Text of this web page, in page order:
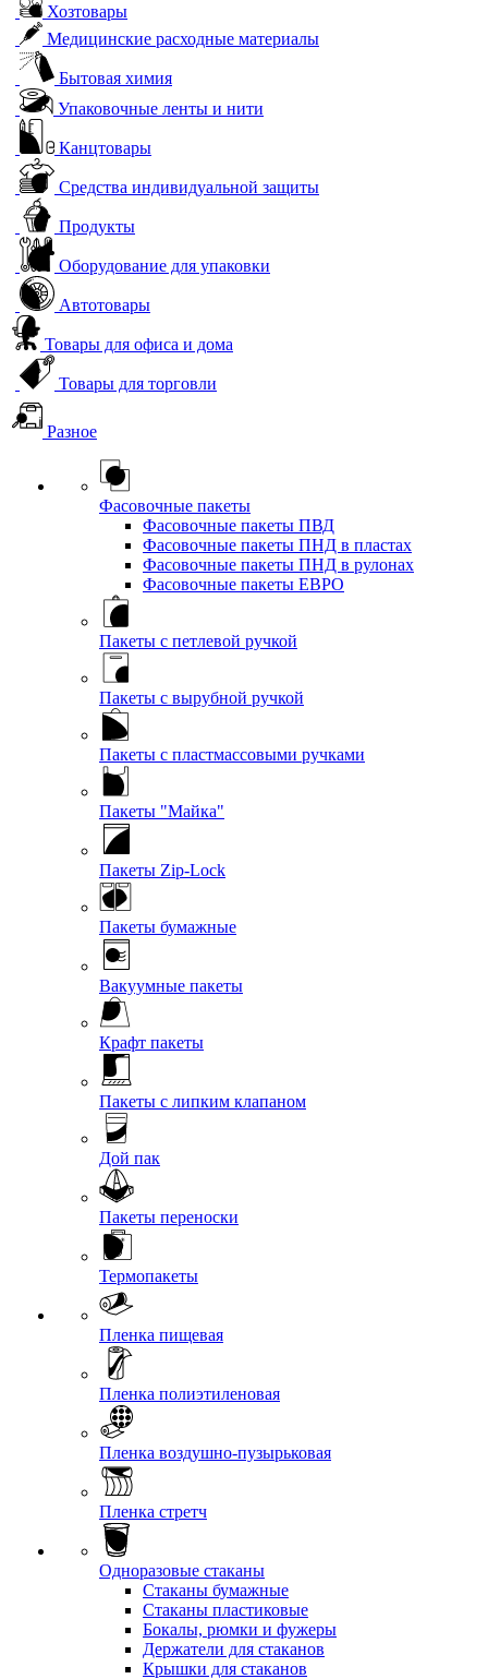
Хозтовары
Медицинские расходные материалы
Бытовая химия
Упаковочные ленты и нити
Канцтовары
Средства индивидуальной защиты
Продукты
Оборудование для упаковки
Автотовары
Товары для офиса и дома
Товары для торговли
Разное
Фасовочные пакеты
Фасовочные пакеты ПВД
Фасовочные пакеты ПНД в пластах
Фасовочные пакеты ПНД в рулонах
Фасовочные пакеты ЕВРО
Пакеты с петлевой ручкой
Пакеты с вырубной ручкой
Пакеты с пластмассовыми ручками
Пакеты "Майка"
Пакеты Zip-Lock
Пакеты бумажные
Вакуумные пакеты
Крафт пакеты
Пакеты с липким клапаном
Дой пак
Пакеты переноски
Термопакеты
Пленка пищевая
Пленка полиэтиленовая
Пленка воздушно-пузырьковая
Пленка стретч
Одноразовые стаканы
Стаканы бумажные
Стаканы пластиковые
Бокалы, рюмки и фужеры
Держатели для стаканов
Крышки для стаканов